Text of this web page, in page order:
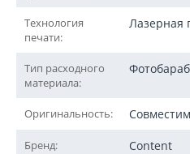
Технология
печати:
Лазерная
Тип расходного
материала:
Оригинальность:
Бренд: Content